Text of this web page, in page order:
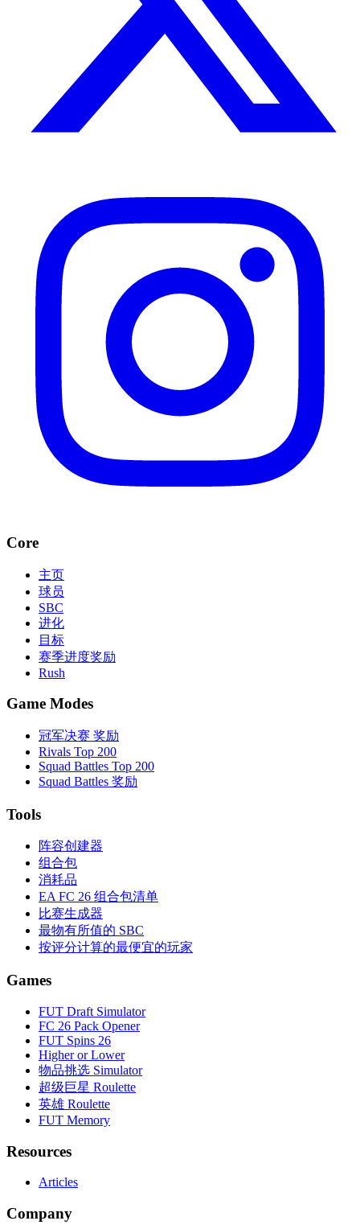
Core
主页
球员
SBC
进化
目标
赛季进度奖励
Rush
Game Modes
冠军决赛 奖励
Rivals Top 200
Squad Battles Top 200
Squad Battles 奖励
Tools
阵容创建器
组合包
消耗品
EA FC 26 组合包清单
比赛生成器
最物有所值的 SBC
按评分计算的最便宜的玩家
Games
FUT Draft Simulator
FC 26 Pack Opener
FUT Spins 26
Higher or Lower
物品挑选 Simulator
超级巨星 Roulette
英雄 Roulette
FUT Memory
Resources
Articles
Company